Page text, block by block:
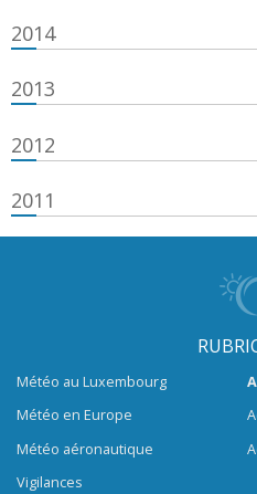
2014
2013
2012
2011
Météo au Luxembourg
Météo en Europe
Météo aéronautique
Vigilances